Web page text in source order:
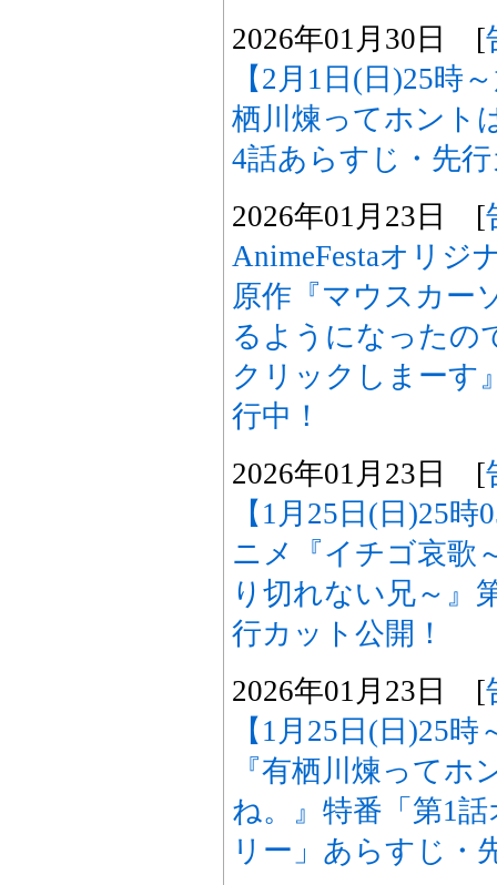
2026年01月30日 [
【2月1日(日)25時
栖川煉ってホント
4話あらすじ・先
2026年01月23日 [
AnimeFestaオリジ
原作『マウスカー
るようになったの
クリックしまーす
行中！
2026年01月23日 [
【1月25日(日)25
ニメ『イチゴ哀歌
り切れない兄～
行カット公開！
2026年01月23日 [
【1月25日(日)25
『有栖川煉ってホ
ね。』特番「第1
リー」あらすじ・